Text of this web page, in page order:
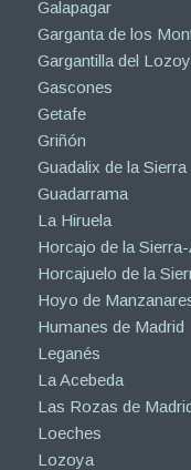
Galapagar
Garganta de los
Gargantilla del
Gascones
Getafe
Griñón
Guadalix de la Sierra
Guadarrama
La Hiruela
Horcajo de la
Horcajuelo de la
Hoyo de
Humanes de Madrid
Leganés
La Acebeda
Las Rozas de
Loeches
Lozoya